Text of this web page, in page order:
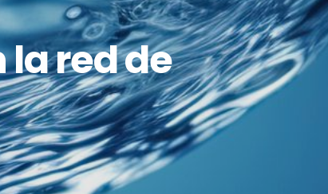
red de